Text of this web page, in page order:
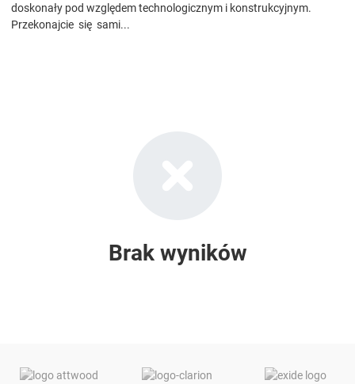
doskonały pod względem technologicznym i konstrukcyjnym.
Przekonajcie się sami...
Brak wyników